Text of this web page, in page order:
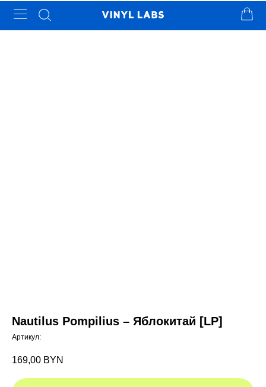
Nautilus Pompilius – Яблокитай [LP]
Артикул:
169,00 BYN